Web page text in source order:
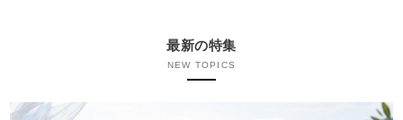
最新の特集
NEW TOPICS